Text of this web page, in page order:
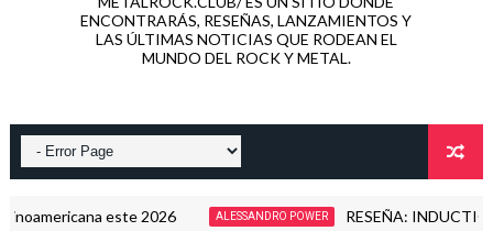
ENCONTRARÁS, RESEÑAS, LANZAMIENTOS Y
LAS ÚLTIMAS NOTICIAS QUE RODEAN EL
MUNDO DEL ROCK Y METAL.
este 2026 ALESSANDRO POWER RESEÑA: INDUCTION - LOVE